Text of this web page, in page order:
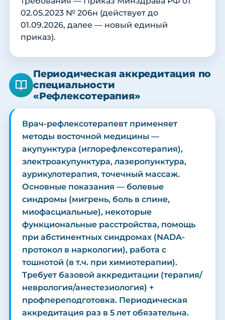
02.05.2023 № 206н (действует до
01.09.2026, далее — новый единый
приказ).
Периодическая аккредитация по
специальности
«Рефлексотерапия»
Врач-рефлексотерапевт применяет
методы восточной медицины —
акупунктура (иглорефлексотерапия),
электроакупунктура, лазеропунктура,
аурикулотерапия, точечный массаж.
Основные показания — болевые
синдромы (мигрень, боль в спине,
миофасциальные), некоторые
функциональные расстройства, помощь
при абстинентных синдромах (NADA-
протокол в наркологии), работа с
тошнотой (в т.ч. при химиотерапии).
Требует базовой аккредитации (терапия/
неврология/анестезиология) +
профпереподготовка. Периодическая
аккредитация раз в 5 лет обязательна.